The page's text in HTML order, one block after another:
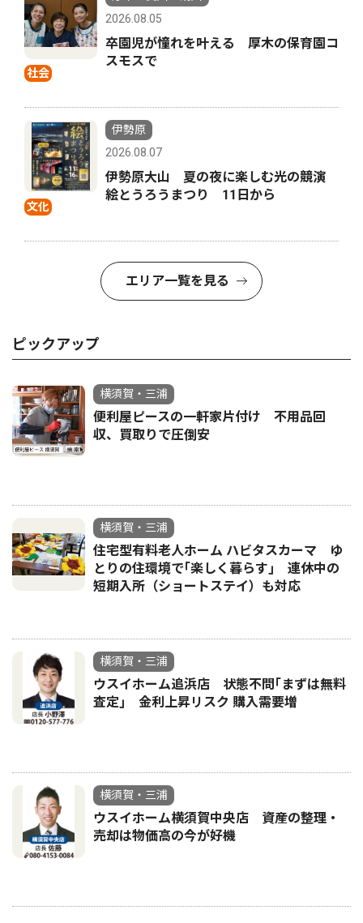
社会
2026.08.05
卒園児が憧れを叶える 厚木の保育園コ
スモスで
文化
伊勢原
2026.08.07
伊勢原大山 夏の夜に楽しむ光の競演
絵とうろうまつり 11日から
エリア一覧を見る
ピックアップ
横須賀・三浦
便利屋ピースの一軒家片付け 不用品回
収、買取りで圧倒安
横須賀・三浦
住宅型有料老人ホーム ハビタスカーマ ゆ
とりの住環境で｢楽しく暮らす｣ 連休中の
短期入所（ショートステイ）も対応
横須賀・三浦
ウスイホーム追浜店 状態不問｢まずは無料
査定｣ 金利上昇リスク 購入需要増
横須賀・三浦
ウスイホーム横須賀中央店 資産の整理・
売却は物価高の今が好機